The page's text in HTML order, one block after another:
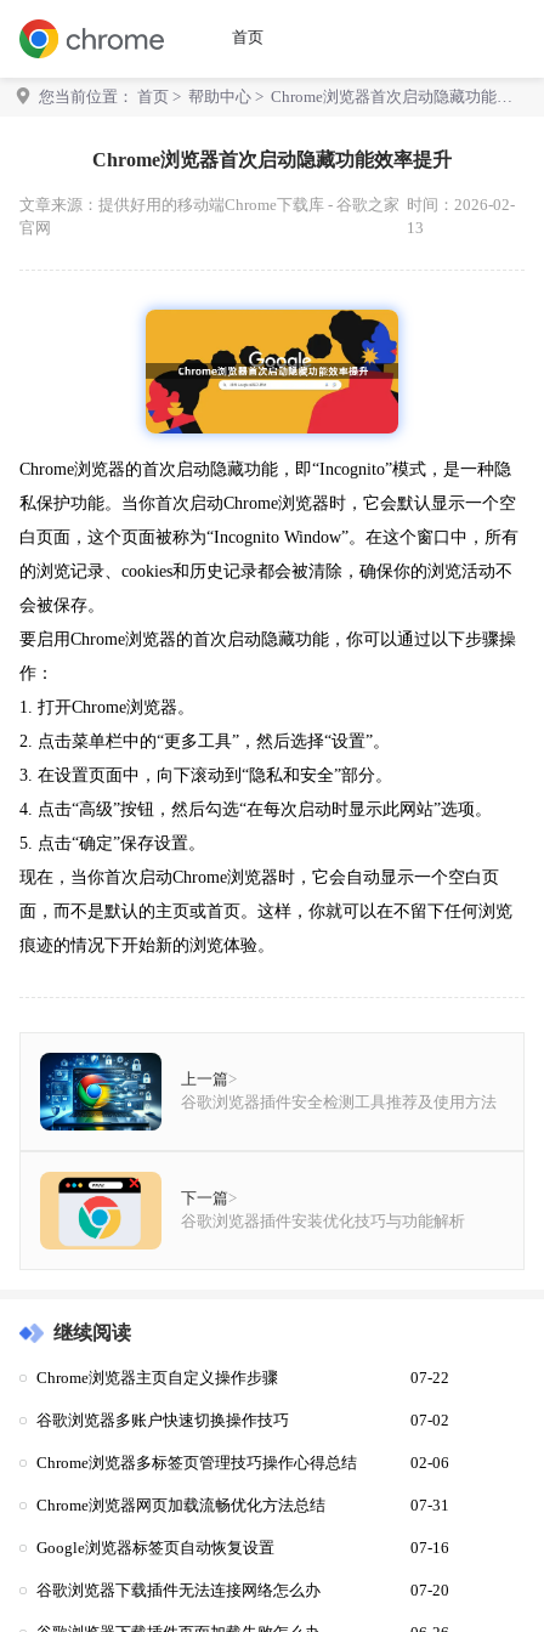
首页
您当前位置： 首页 > 帮助中心 > Chrome浏览器首次启动隐藏功能效
Chrome浏览器首次启动隐藏功能效率提升
文章来源： 提供好用的移动端Chrome下载库 - 谷歌之家
官网
时间：2026-02-
13
Chrome浏览器的首次启动隐藏功能，即“Incognito”模式，是一种隐
私保护功能。当你首次启动Chrome浏览器时，它会默认显示一个空
白页面，这个页面被称为“Incognito Window”。在这个窗口中，所有
的浏览记录、cookies和历史记录都会被清除，确保你的浏览活动不
会被保存。
要启用Chrome浏览器的首次启动隐藏功能，你可以通过以下步骤操
作：
1. 打开Chrome浏览器。
2. 点击菜单栏中的“更多工具”，然后选择“设置”。
3. 在设置页面中，向下滚动到“隐私和安全”部分。
4. 点击“高级”按钮，然后勾选“在每次启动时显示此网站”选项。
5. 点击“确定”保存设置。
现在，当你首次启动Chrome浏览器时，它会自动显示一个空白页
面，而不是默认的主页或首页。这样，你就可以在不留下任何浏览
痕迹的情况下开始新的浏览体验。
上一篇>
谷歌浏览器插件安全检测工具推荐及使用方法
下一篇>
谷歌浏览器插件安装优化技巧与功能解析
继续阅读
Chrome浏览器主页自定义操作步骤 07-22
谷歌浏览器多账户快速切换操作技巧 07-02
Chrome浏览器多标签页管理技巧操作心得总结 02-06
Chrome浏览器网页加载流畅优化方法总结 07-31
Google浏览器标签页自动恢复设置 07-16
谷歌浏览器下载插件无法连接网络怎么办 07-20